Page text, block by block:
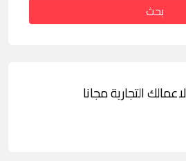
بحث
التجارية مجانا